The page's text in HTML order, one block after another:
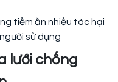
tiềm ẩn nhiều tác hại
sử dụng
lưới chống